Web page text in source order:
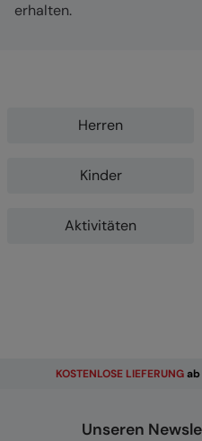
erhalten.
Herren
Kinder
Aktivitäten
KOSTENLOSE LIEFERUNG
Unseren